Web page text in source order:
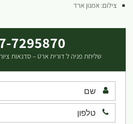
צילום: אמנון ארד
7295870
שליחת פניה ל דורית ארט – סדנאות ציור